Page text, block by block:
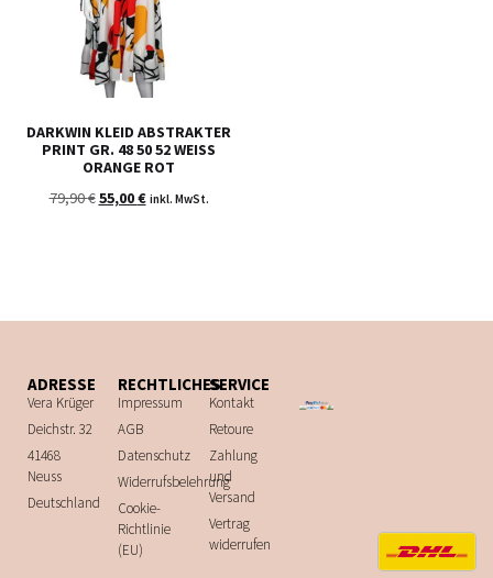
DARKWIN KLEID ABSTRAKTER
PRINT GR. 48 50 52 WEISS O
RANGE ROT
79,90€55,00€ inkl. MwSt.
ADRESSE
Vera Krüger
Deichstr. 32
41468
Neuss
Deutschland
RECHTLICHES
Impressum
AGB
Datenschutz
Widerrufsbelehrung
Cookie-
Richtlinie
(EU)
SERVICE
Kontakt
Retoure
Zahlung
und
Versand
Vertrag
widerrufen